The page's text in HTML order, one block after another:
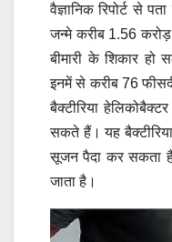
वैज्ञानिक रिपोर्ट से
जन्मे करीब 1.56
बीमारी के शिकार
इनमें से करीब 76
बैक्टीरिया
सकते हैं। यह
सूजन पैदा कर सकता
जाता है।